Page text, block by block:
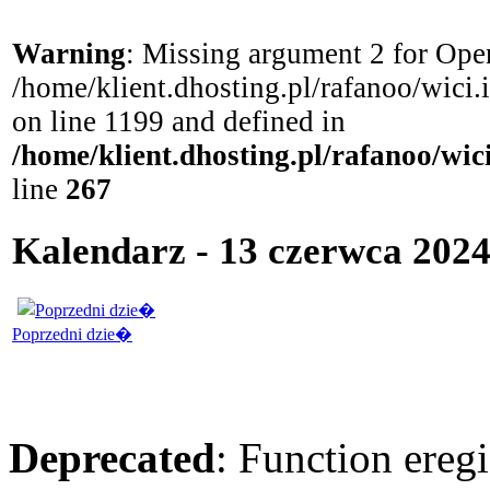
Warning: Missing argument 2 for
/home/klient.dhosting.pl/rafanoo/
on line 1199 and defined in
/home/klient.dhosting.pl/rafanoo/
line 267
Kalendarz - 13 czerwca
Poprzedni dzie�
Deprecated: Function